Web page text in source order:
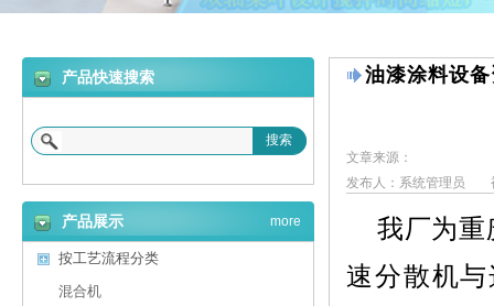
油漆涂料设
文章来源：
发布人：系统管理员
我厂为重
速分散机
产品快速搜索
搜索
产品展示
按工艺流程分类
混合机
more